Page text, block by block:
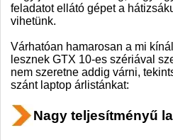
feladatot ellátó gépet a
vihetünk.
Várhatóan hamarosan a mi
lesznek GTX 10-es szériával
nem szeretne addig várni,
szánt laptop árlistánkat:
Nagy teljesítményű